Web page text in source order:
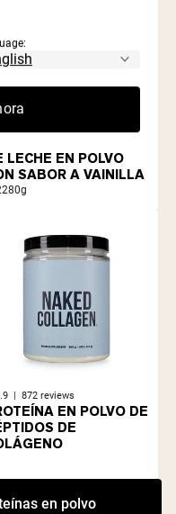
LECHE EN POLVO
SABOR A VAINILLA
| 872 reviews
EN POLVO DE
DE
en polvo